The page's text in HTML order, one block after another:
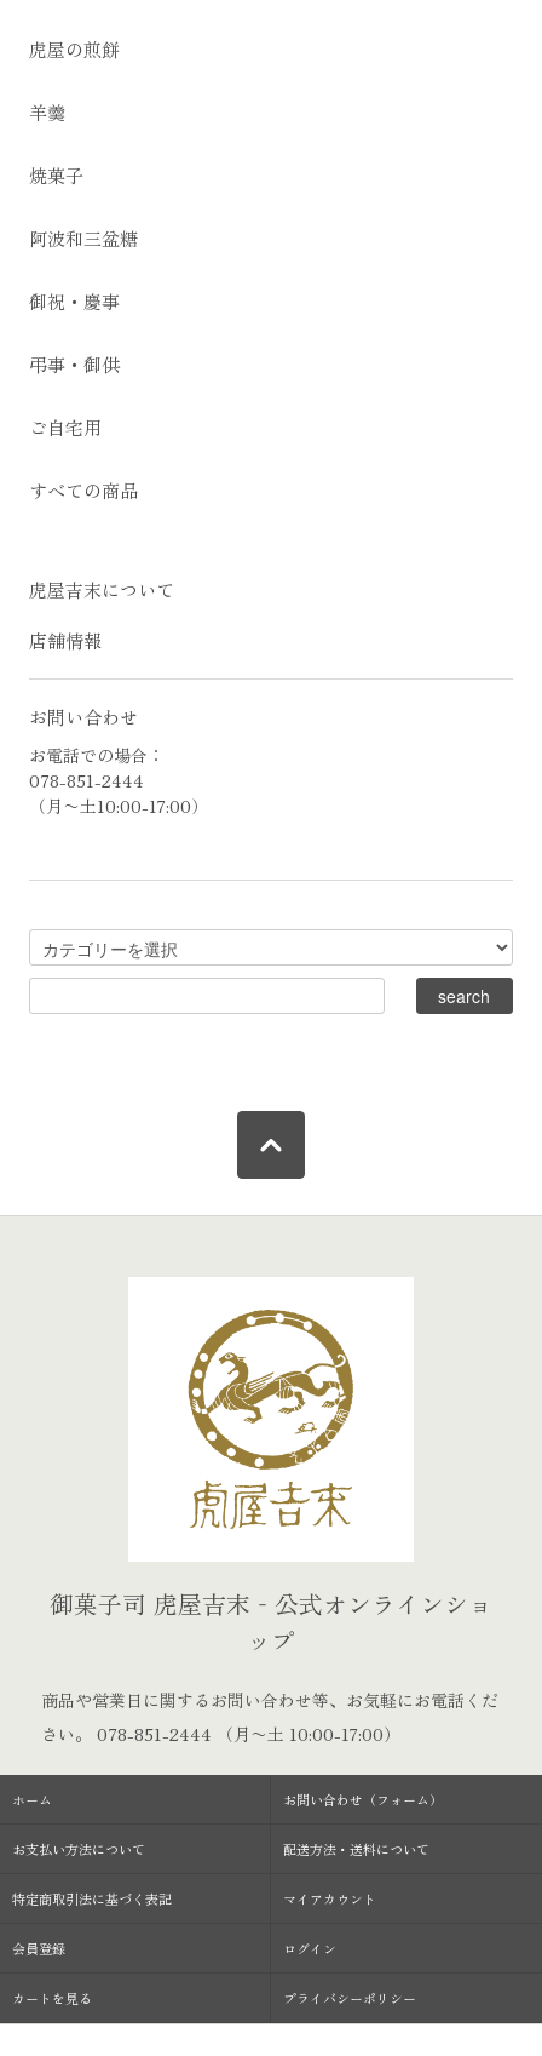
虎屋の煎餅
羊羹
焼菓子
阿波和三盆糖
御祝・慶事
弔事・御供
ご自宅用
すべての商品
虎屋吉末について
店舗情報
お問い合わせ
お電話での場合：
078-851-2444
（月〜土10:00-17:00）
御菓子司 虎屋吉末‐公式オンラインショ
ップ
商品や営業日に関するお問い合わせ等、お気軽にお電話くだ
さい。
078-851-2444 （月〜土 10:00-17:00）
ホーム お問い合わせ（フォーム）
お支払い方法について 配送方法・送料について
特定商取引法に基づく表記 マイアカウント
会員登録 ログイン
カートを見る プライバシーポリシー